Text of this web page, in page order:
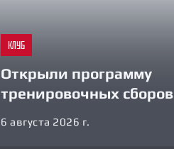
КЛУБ
Открыли программу
тренировочных сборов
6 августа 2026 г.